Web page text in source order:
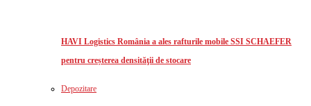
HAVI Logistics România a ales rafturile mobile SSI SCHAEFER
pentru creșterea densităţii de stocare
Depozitare